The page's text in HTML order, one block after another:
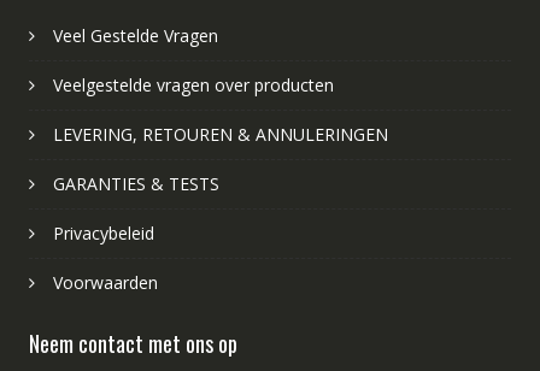
Veel Gestelde Vragen
Veelgestelde vragen over producten
LEVERING, RETOUREN & ANNULERINGEN
GARANTIES & TESTS
Privacybeleid
Voorwaarden
Neem contact met ons op